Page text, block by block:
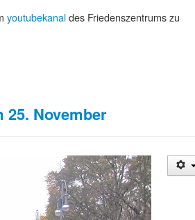
youtubekanaldes Friedenszentrums zu
November